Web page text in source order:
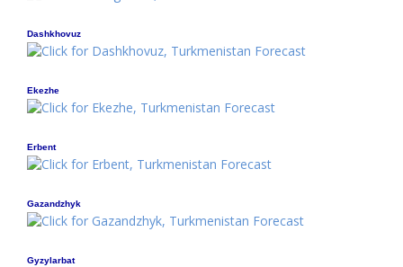
Dashkhovuz
Ekezhe
Erbent
Gazandzhyk
Gyzylarbat